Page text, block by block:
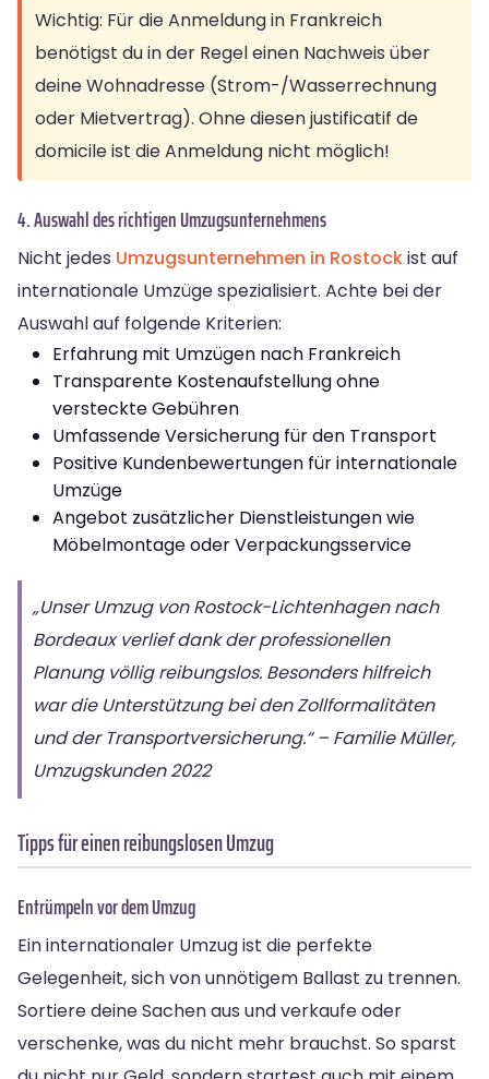
Wichtig: Für die Anmeldung in Frankreich
benötigst du in der Regel einen Nachweis über
deine Wohnadresse (Strom-/Wasserrechnung
oder Mietvertrag). Ohne diesen justificatif de
domicile ist die Anmeldung nicht möglich!
4. Auswahl des richtigen Umzugsunternehmens
Nicht jedes Umzugsunternehmen in Rostockist auf
internationale Umzüge spezialisiert. Achte bei der
Auswahl auf folgende Kriterien:
Erfahrung mit Umzügen nach Frankreich
Transparente Kostenaufstellung ohne
versteckte Gebühren
Umfassende Versicherung für den Transport
Positive Kundenbewertungen für internationale
Umzüge
Angebot zusätzlicher Dienstleistungen wie
Möbelmontage oder Verpackungsservice
„Unser Umzug von Rostock-Lichtenhagen nach
Bordeaux verlief dank der professionellen
Planung völlig reibungslos. Besonders hilfreich
war die Unterstützung bei den Zollformalitäten
und der Transportversicherung.“ – Familie Müller,
Umzugskunden 2022
Tipps für einen reibungslosen Umzug
Entrümpeln vor dem Umzug
Ein internationaler Umzug ist die perfekte
Gelegenheit, sich von unnötigem Ballast zu trennen.
Sortiere deine Sachen aus und verkaufe oder
verschenke, was du nicht mehr brauchst. So sparst